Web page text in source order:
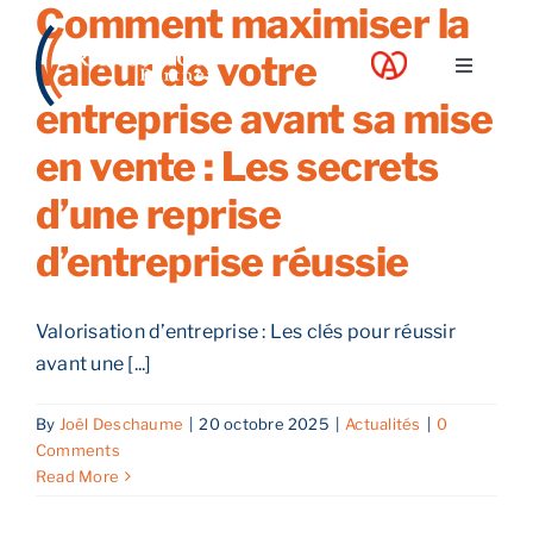
Skip
content
Toggle
A propos
Nos services
Nos guides
Blog
Nos offres
Comment maximiser la
valeur de votre
entreprise avant sa mise
en vente : Les secrets
d’une reprise
d’entreprise réussie
Valorisation d’entreprise : Les clés pour réussir
avant une [...]
By Joël Deschaume 20 octobre 2025 Actualités
0
Comments
Read More